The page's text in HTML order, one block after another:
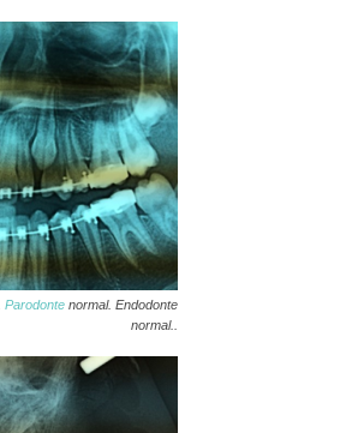
Parodonte normal. Endodonte
normal..